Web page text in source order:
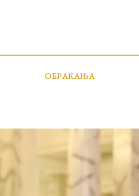
ОБРАЌАЊА